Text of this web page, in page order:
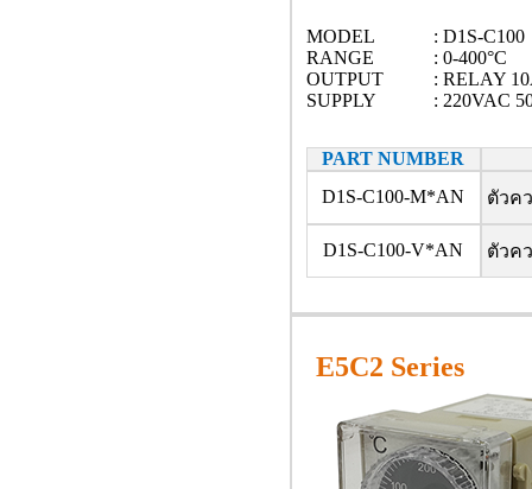
MODEL
: D1S-C100
RANGE
: 0-400°C
OUTPUT
: RELAY
SUPPLY
: 220VAC
PART NUMBER
D1S-C100-M*AN
ตัวค
D1S-C100-V*AN ตัวค
E5C2 Series